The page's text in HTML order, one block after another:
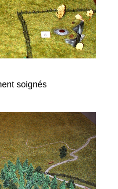
soignés